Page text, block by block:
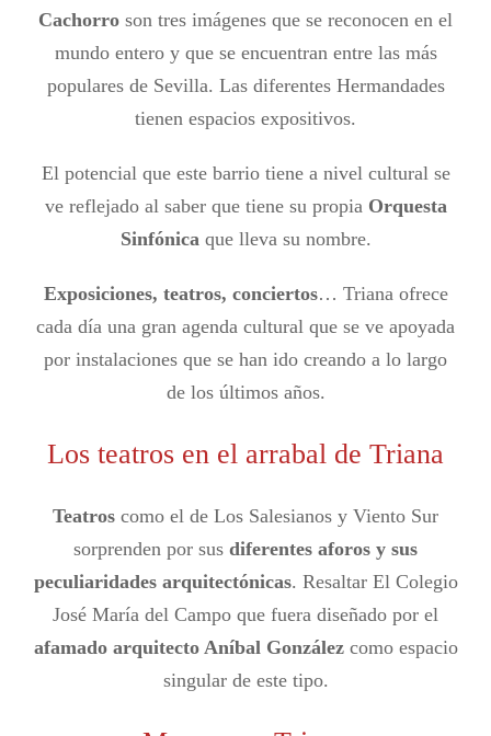
Cachorro son tres imágenes que se reconocen en el
mundo entero y que se encuentran entre las más
populares de Sevilla. Las diferentes Hermandades
tienen espacios expositivos.
El potencial que este barrio tiene a nivel cultural se
ve reflejado al saber que tiene su propia Orquesta
Sinfónicaque lleva su nombre.
Exposiciones, teatros, conciertos… Triana ofrece
cada día una gran agenda cultural que se ve apoyada
por instalaciones que se han ido creando a lo largo
de los últimos años.
Los teatros en el arrabal de Triana
Teatros como el de Los Salesianos y Viento Sur
sorprenden por sus diferentes aforos y sus
peculiaridades arquitectónicas. Resaltar El Colegio
José María del Campo que fuera diseñado por el
afamado arquitecto Aníbal Gonzálezcomo espacio
singular de este tipo.